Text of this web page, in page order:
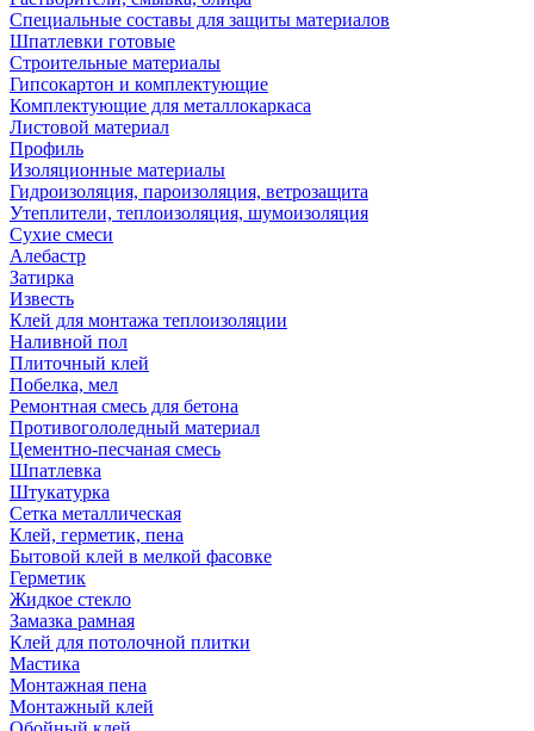
Специальные составы для защиты материалов
Шпатлевки готовые
Строительные материалы
Гипсокартон и комплектующие
Комплектующие для металлокаркаса
Листовой материал
Профиль
Изоляционные материалы
Гидроизоляция, пароизоляция, ветрозащита
Утеплители, теплоизоляция, шумоизоляция
Сухие смеси
Алебастр
Затирка
Известь
Клей для монтажа теплоизоляции
Наливной пол
Плиточный клей
Побелка, мел
Ремонтная смесь для бетона
Противогололедный материал
Цементно-песчаная смесь
Шпатлевка
Штукатурка
Сетка металлическая
Клей, герметик, пена
Бытовой клей в мелкой фасовке
Герметик
Жидкое стекло
Замазка рамная
Клей для потолочной плитки
Мастика
Монтажная пена
Монтажный клей